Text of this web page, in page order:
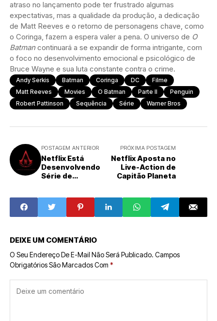
atraso no lançamento pode ter frustrado algumas
expectativas, mas a qualidade da produção, a dedicação
de Matt Reeves e o retorno de personagens chave, como
o Coringa, fazem a espera valer a pena. O universo de O
Batman continuará a se expandir de forma intrigante, com
o foco no desenvolvimento emocional e psicológico de
Bruce Wayne e sua luta constante contra o crime.
Andy Serkis Batman Coringa DC
Filme
Matt Reeves
Movies O Batman Parte II
Penguin
Robert Pattinson
Sequência Série Warner Bros
POSTAGEM ANTERIOR
Netflix Está
Desenvolvendo
Série de
PRÓXIMA POSTAGEM
Netflix Aposta no
Live-Action de
Capitão Planeta
DEIXE UM COMENTÁRIO
O Seu Endereço De E-Mail Não Será Publicado. Campos
Obrigatórios São Marcados Com *